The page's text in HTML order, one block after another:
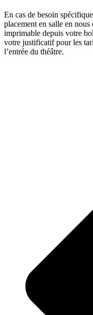
En cas de besoin
placement en salle en
imprimable depuis votre
votre justificatif pour les
l’entrée du théâtre.